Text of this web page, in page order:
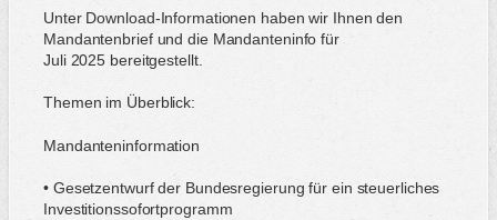
Unter Download-Informationen haben wir Ihnen den
Mandantenbrief und die Mandanteninfo für
Juli 2025 bereitgestellt.
Themen im Überblick:
Mandanteninformation
• Gesetzentwurf der Bundesregierung für ein steuerliches
Investitionssofortprogramm